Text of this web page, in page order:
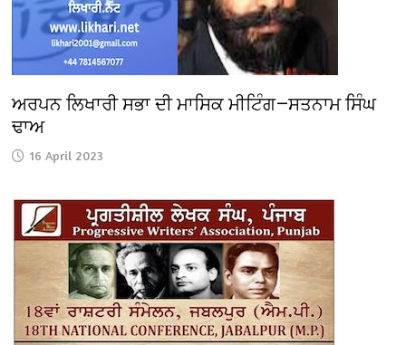
ਅਰਪਨ ਲਿਖਾਰੀ ਸਭਾ ਦੀ ਮਾਸਿਕ ਮੀਟਿੰਗ—ਸਤਨਾਮ ਸਿੰਘ
ਢਾਅ
16 April 2023